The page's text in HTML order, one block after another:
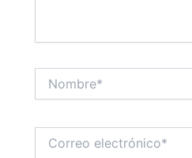
electrónico*